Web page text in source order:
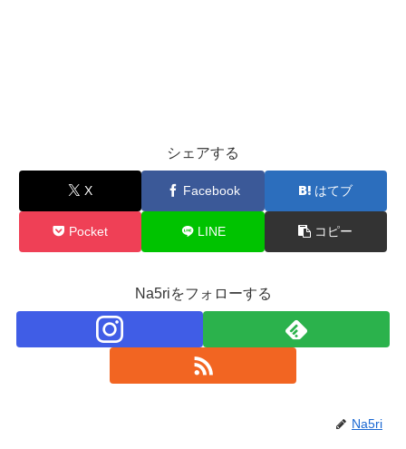
シェアする
X Facebook はてブ
Pocket LINE コピー
Na5riをフォローする
Na5ri